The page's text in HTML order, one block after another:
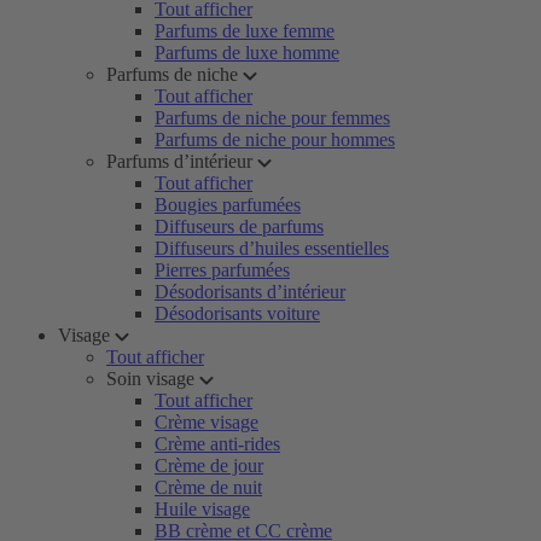
Tout afficher
Parfums de luxe femme
Parfums de luxe homme
Parfums de niche
Tout afficher
Parfums de niche pour femmes
Parfums de niche pour hommes
Parfums d’intérieur
Tout afficher
Bougies parfumées
Diffuseurs de parfums
Diffuseurs d’huiles essentielles
Pierres parfumées
Désodorisants d’intérieur
Désodorisants voiture
Visage
Tout afficher
Soin visage
Tout afficher
Crème visage
Crème anti-rides
Crème de jour
Crème de nuit
Huile visage
BB crème et CC crème